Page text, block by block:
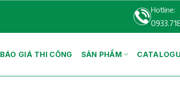
Hotline:
BÁO GIÁ THI CÔNG SẢN PHẨM